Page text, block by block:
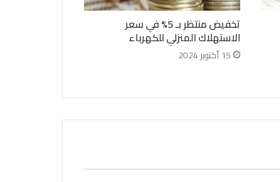
تخفيض منتظر بـ 5% في سعر
الاستهلاك المنزلي للكهرباء
15 أكتوبر 2024